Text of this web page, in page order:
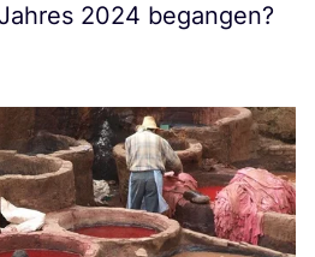
2024 begangen?